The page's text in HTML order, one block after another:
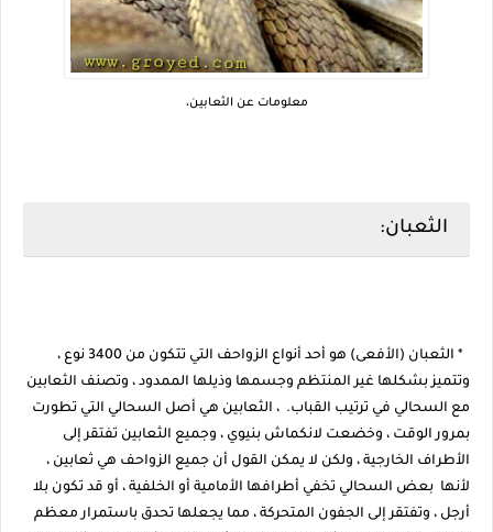
معلومات عن الثعابين،
الثعبان:
* الثعبان (الأفعى) هو أحد أنواع الزواحف التي تتكون من 3400 نوع ،
وتتميز بشكلها غير المنتظم وجسمها وذيلها الممدود ، وتصنف الثعابين
مع السحالي في ترتيب القباب. ، الثعابين هي أصل السحالي التي تطورت
بمرور الوقت ، وخضعت لانكماش بنيوي ، وجميع الثعابين تفتقر إلى
الأطراف الخارجية ، ولكن لا يمكن القول أن جميع الزواحف هي ثعابين ،
لأنها بعض السحالي تخفي أطرافها الأمامية أو الخلفية ، أو قد تكون بلا
أرجل ، وتفتقر إلى الجفون المتحركة ، مما يجعلها تحدق باستمرار معظم